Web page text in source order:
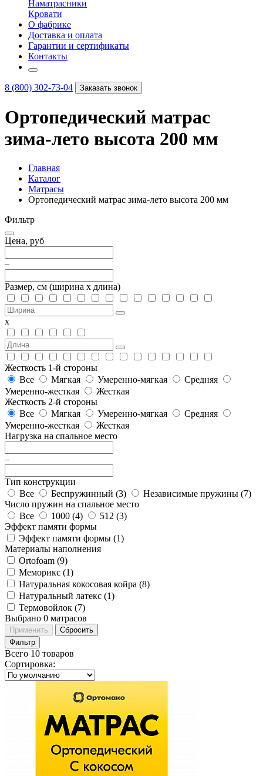
Наматрасники
Кровати
О фабрике
Доставка и оплата
Гарантии и сертификаты
Контакты
8 (800) 302-73-04 Заказать звонок
Ортопедический матрас
зима-лето высота 200 мм
Главная
Каталог
Матрасы
Ортопедический матрас зима-лето высота 200 мм
Фильтр
Цена, руб
–
Размер, см (ширина х длина)
х
Жесткость 1-й стороны
Все
Мягкая Умеренно-мягкая
Средняя
Умеренно-жесткая
Жесткая
Жесткость 2-й стороны
Все
Мягкая Умеренно-мягкая
Средняя
Умеренно-жесткая
Жесткая
Нагрузка на спальное место
–
Тип конструкции
Все
Беспружинный (3) Независимые пружины (7)
Число пружин на спальное место
Все
1000 (4) 512 (3)
Эффект памяти формы
Эффект памяти формы (1)
Материалы наполнения
Ortofoam (9)
Меморикс (1)
Натуральная кокосовая койра (8)
Натуральный латекс (1)
Термовойлок (7)
Выбрано 0 матрасов
Применить
Сбросить
Фильтр
Всего 10 товаров
Сортировка: